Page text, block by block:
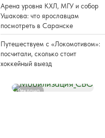
Арена уровня КХЛ, МГУ и собор
Ушакова: что ярославцам
посмотреть в Саранске
Путешествуем с «Локомотивом»:
посчитали, сколько стоит
хоккейный выезд
Реклама